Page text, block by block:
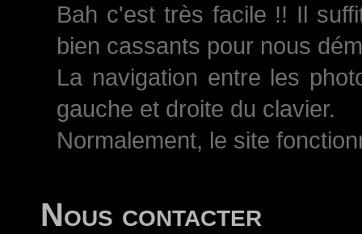
Bah c'est très facile !! Il
bien cassants pour nous
La navigation entre les
gauche et droite du clavier.
Normalement, le site
Nous contacter